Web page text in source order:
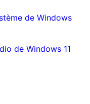
de Windows
de Windows 11